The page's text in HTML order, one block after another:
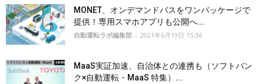
MONET、オンデマンドバスをワンパッケージで
提供！専用スマホアプリも公開へ...
自動運転ラボ編集部 - 2021年6月19日 15:36
MaaS実証加速、自治体との連携も（ソフトバン
ク×自動運転・MaaS 特集）...